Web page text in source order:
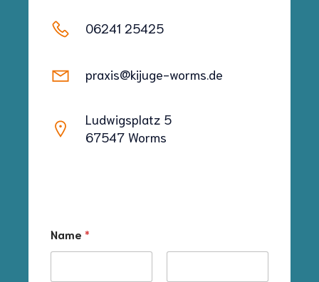
06241 25425
praxis@kijuge-worms.de
Ludwigsplatz 5
67547 Worms
Name *